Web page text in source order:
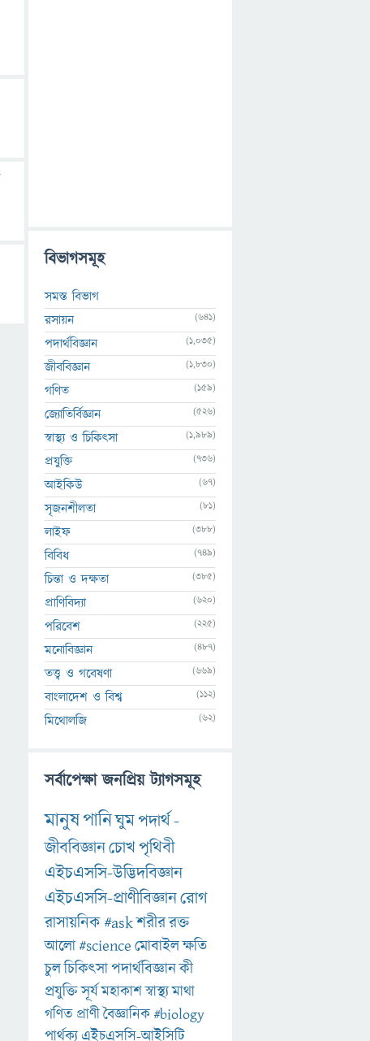
বিভাগসমূহ
সমস্ত বিভাগ
রসায়ন
(641)
পদার্থবিজ্ঞান (1,035)
জীববিজ্ঞান (1,830)
গণিত (159)
জ্যোতির্বিজ্ঞান (526)
স্বাস্থ্য ও চিকিৎসা (1,989)
প্রযুক্তি (736)
আইকিউ (67)
সৃজনশীলতা (81)
লাইফ (388)
বিবিধ (749)
চিন্তা ও দক্ষতা (385)
প্রাণিবিদ্যা (620)
পরিবেশ (225)
মনোবিজ্ঞান (487)
তত্ত্ব ও গবেষণা (669)
বাংলাদেশ ও বিশ্ব (112)
মিথোলজি (62)
সর্বাপেক্ষা জনপ্রিয় ট্যাগসমূহ
মানুষপানিঘুমপদার্থ-
জীববিজ্ঞানচোখপৃথিবী
এইচএসসি-উদ্ভিদবিজ্ঞান
এইচএসসি-প্রাণীবিজ্ঞানরোগ
রাসায়নিক#askশরীররক্ত
আলো#scienceমোবাইলক্ষতি
চুলচিকিৎসাপদার্থবিজ্ঞানকী
প্রযুক্তিসূর্যমহাকাশস্বাস্থ্যমাথা
গণিত প্রাণীবৈজ্ঞানিক#biology
পার্থক্য এইচএসসি-আইসিটি